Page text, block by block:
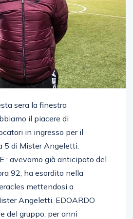
sera la finestra
il piacere di
in ingresso per il
5 di Mister Angeletti.
: avevamo già anticipato del
92, ha esordito nella
mettendosi a
Angeletti. EDOARDO
del gruppo, per anni